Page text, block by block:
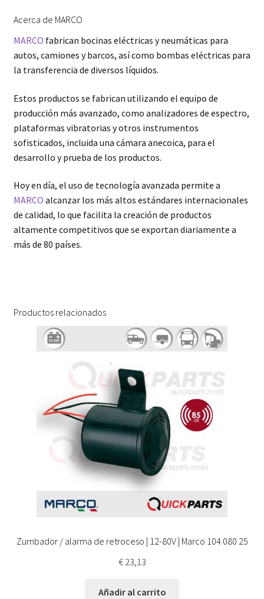
Acerca de MARCO
MARCO fabrican bocinas eléctricas y neumáticas para
autos, camiones y barcos, así como bombas eléctricas para
la transferencia de diversos líquidos.
Estos productos se fabrican utilizando el equipo de
producción más avanzado, como analizadores de espectro,
plataformas vibratorias y otros instrumentos
sofisticados, incluida una cámara anecoica, para el
desarrollo y prueba de los productos.
Hoy en día, el uso de tecnología avanzada permite a
MARCO alcanzar los más altos estándares internacionales
de calidad, lo que facilita la creación de productos
altamente competitivos que se exportan diariamente a
más de 80 países.
Productos relacionados
Zumbador / alarma de retroceso | 12-80V | Marco 104 080 25
€23,13
Añadir al carrito